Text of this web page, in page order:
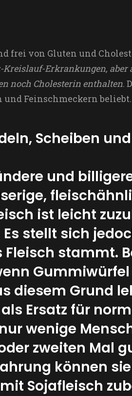
frei von Gluten und
Kreislauf-Erkrankungen, aber
noch Cholesterin enthalten.
und Feinschmeckern
Scheiben und
und
ist leicht
stellt sich
stammt.
Gummiwürfel
diesem Grund
Ersatz für
wenige
zweiten Mal
können
Sojafleisch